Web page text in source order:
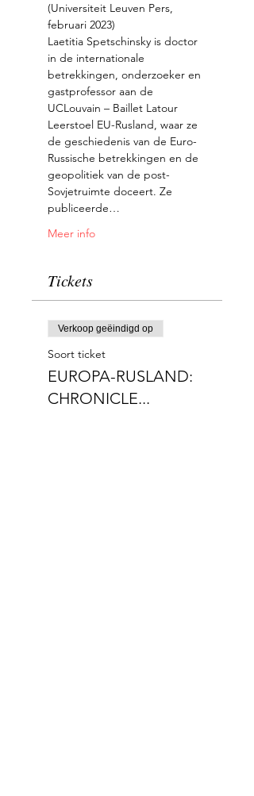
(Universiteit Leuven Pers,
februari 2023)
Laetitia Spetschinsky is doctor
in de internationale
betrekkingen, onderzoeker en
gastprofessor aan de
UCLouvain – Baillet Latour
Leerstoel EU-Rusland, waar ze
de geschiedenis van de Euro-
Russische betrekkingen en de
geopolitiek van de post-
Sovjetruimte doceert. Ze
publiceerde…
Meer info
Tickets
Verkoop geëindigd op
Soort ticket
EUROPA-RUSLAND:
CHRONICLE...